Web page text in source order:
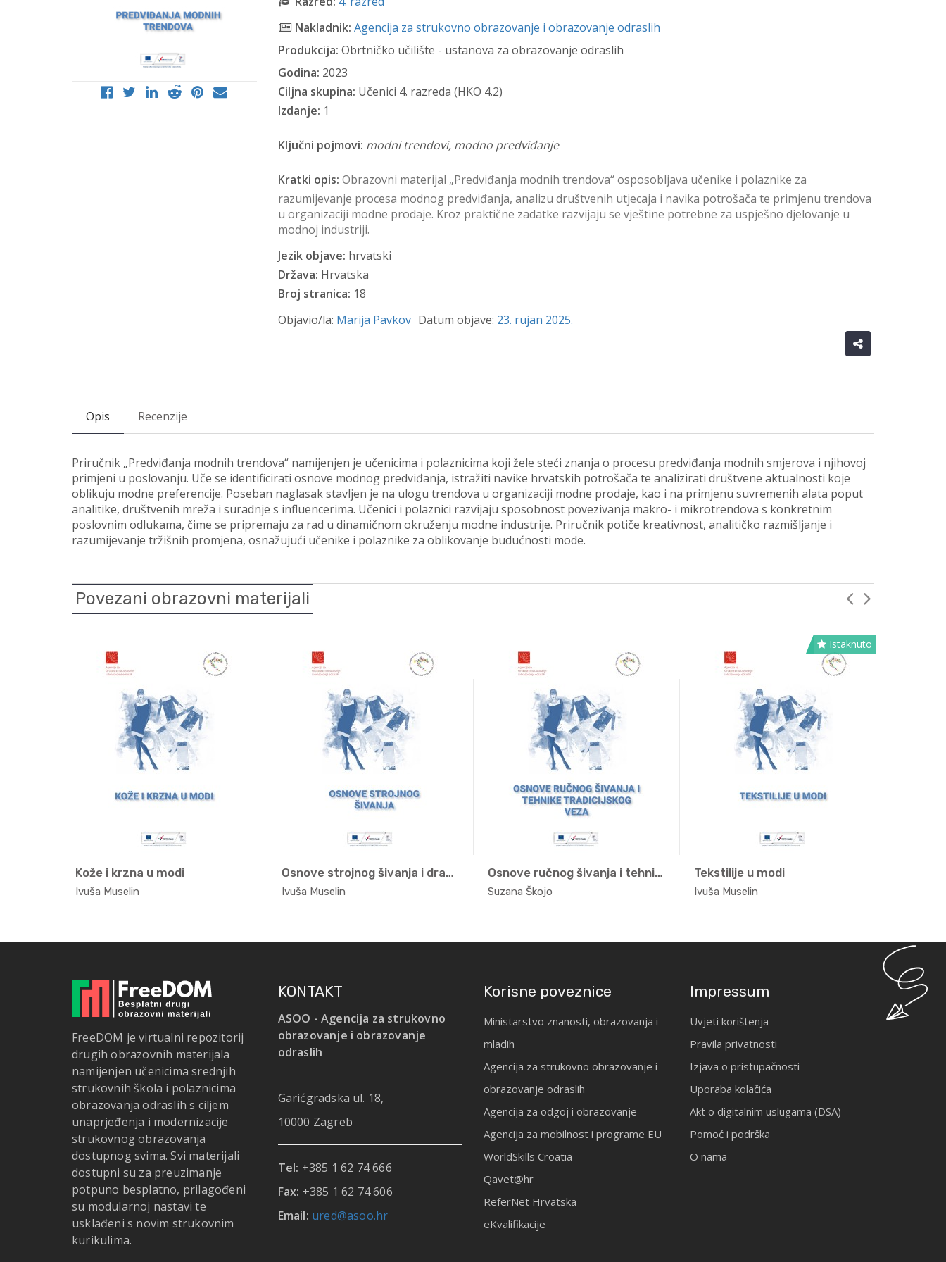
Nakladnik: Agencija za strukovno obrazovanje i obrazovanje odraslih
Produkcija: Obrtničko učilište - ustanova za obrazovanje odraslih
Godina: 2023
Ciljna skupina: Učenici 4. razreda (HKO 4.2)
Izdanje: 1
Ključni pojmovi: modni trendovi, modno predviđanje
Kratki opis: Obrazovni materijal „Predviđanja modnih trendova“ osposobljava učenike i polaznike za
razumijevanje procesa modnog predviđanja, analizu društvenih utjecaja i navika potrošača te primjenu trendova
u organizaciji modne prodaje. Kroz praktične zadatke razvijaju se vještine potrebne za uspješno djelovanje u
modnoj industriji.
Jezik objave: hrvatski
Država: Hrvatska
Broj stranica: 18
Objavio/la: Marija Pavkov Datum objave: 23. rujan 2025.
Opis Recenzije
Priručnik „Predviđanja modnih trendova“ namijenjen je učenicima i polaznicima koji žele steći znanja o procesu predviđanja modnih smjerova i njihovoj
primjeni u poslovanju. Uče se identificirati osnove modnog predviđanja, istražiti navike hrvatskih potrošača te analizirati društvene aktualnosti koje
oblikuju modne preferencije. Poseban naglasak stavljen je na ulogu trendova u organizaciji modne prodaje, kao i na primjenu suvremenih alata poput
analitike, društvenih mreža i suradnje s influencerima. Učenici i polaznici razvijaju sposobnost povezivanja makro- i mikrotrendova s konkretnim
poslovnim odlukama, čime se pripremaju za rad u dinamičnom okruženju modne industrije. Priručnik potiče kreativnost, analitičko razmišljanje i
razumijevanje tržišnih promjena, osnažujući učenike i polaznike za oblikovanje budućnosti mode.
Povezani obrazovni materijali
Kože i krzna u modi
Ivuša Muselin
Osnove strojnog šivanja i drapir...
Ivuša Muselin
Osnove ručnog šivanja i tehnike ...
Suzana Škojo
Istaknuto
Tekstilije u modi
Ivuša Muselin
FreeDOM je virtualni repozitorij
drugih obrazovnih materijala
namijenjen učenicima srednjih
strukovnih škola i polaznicima
obrazovanja odraslih s ciljem
unaprjeđenja i modernizacije
strukovnog obrazovanja
dostupnog svima. Svi materijali
dostupni su za preuzimanje
potpuno besplatno, prilagođeni
su modularnoj nastavi te
usklađeni s novim strukovnim
kurikulima.
KONTAKT
ASOO - Agencija za strukovno
obrazovanje i obrazovanje
odraslih
Garićgradska ul. 18,
10000 Zagreb
Tel: +385 1 62 74 666
Fax: +385 1 62 74 606
Email: ured@asoo.hr
Korisne poveznice
Ministarstvo znanosti, obrazovanja i
mladih
Agencija za strukovno obrazovanje i
obrazovanje odraslih
Agencija za odgoj i obrazovanje
Agencija za mobilnost i programe EU
WorldSkills Croatia
Qavet@hr
ReferNet Hrvatska
eKvalifikacije
Impressum
Uvjeti korištenja
Pravila privatnosti
Izjava o pristupačnosti
Uporaba kolačića
Akt o digitalnim uslugama (DSA)
Pomoć i podrška
O nama